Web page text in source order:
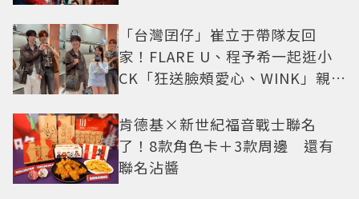
「台灣囝仔」崔立于帶隊友回
家！FLARE U、程予希一起逛小
CK「狂送臉頰愛心、WINK」親曝
肯德基×新世紀福音戰士聯名
了！8款角色卡＋3款周邊 還有
聯名沾醬